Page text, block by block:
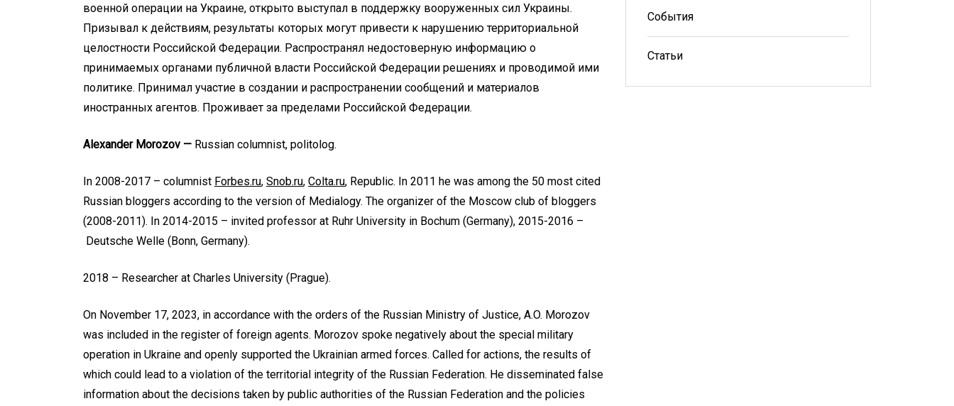
военной операции на Украине, открыто выступал в поддержку вооруженных сил Украины.
Призывал к действиям, результаты которых могут привести к нарушению территориальной
целостности Российской Федерации. Распространял недостоверную информацию о
принимаемых органами публичной власти Российской Федерации решениях и проводимой ими
политике. Принимал участие в создании и распространении сообщений и материалов
иностранных агентов. Проживает за пределами Российской Федерации.
Alexander Morozov — Russian columnist, politolog.
In 2008-2017 – columnist Forbes.ru, Snob.ru, Colta.ru, Republic. In 2011 he was among the 50 most cited
Russian bloggers according to the version of Medialogy. The organizer of the Moscow club of bloggers
(2008-2011). In 2014-2015 – invited professor at Ruhr University in Bochum (Germany), 2015-2016 –
Deutsche Welle (Bonn, Germany).
2018 – Researcher at Charles University (Prague).
On November 17, 2023, in accordance with the orders of the Russian Ministry of Justice, A.O. Morozov
was included in the register of foreign agents. Morozov spoke negatively about the special military
operation in Ukraine and openly supported the Ukrainian armed forces. Called for actions, the results of
which could lead to a violation of the territorial integrity of the Russian Federation. He disseminated false
information about the decisions taken by public authorities of the Russian Federation and the policies
События
Статьи